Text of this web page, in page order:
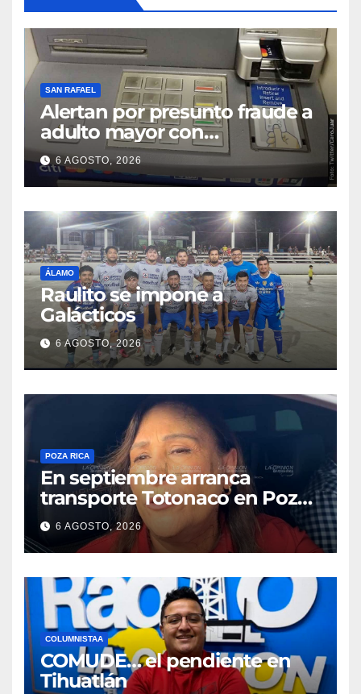
SAN RAFAEL
Alertan por presunto fraude a
adulto mayor con
discapacidad visual en cajero
bancario
6 AGOSTO, 2026
ÁLAMO
Raulito se impone a
Galácticos
6 AGOSTO, 2026
POZA RICA
En septiembre arranca
transporte Totonaco en Poza
Rica
6 AGOSTO, 2026
COLUMNISTAA
COMUDE… el pendiente en
Tihuatlán